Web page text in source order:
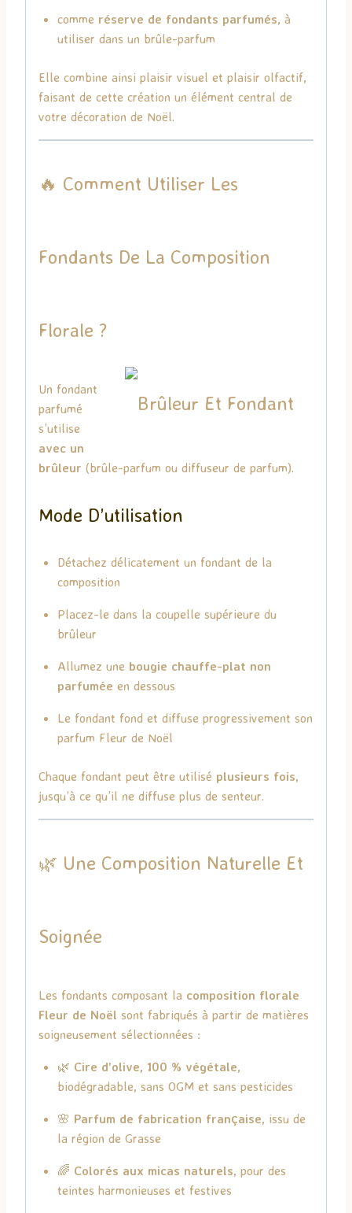
comme réserve de fondants parfumés, à
utiliser dans un brûle-parfum
Elle combine ainsi plaisir visuel et plaisir olfactif,
faisant de cette création un élément central de
votre décoration de Noël.
🔥 Comment Utiliser Les
Fondants De La Composition
Florale ?
Un fondant
parfumé
s’utilise
avec un
brûleur (brûle-parfum ou diffuseur de parfum).
Mode D’utilisation
Détachez délicatement un fondant de la
composition
Placez-le dans la coupelle supérieure du
brûleur
Allumez une bougie chauffe-plat non
parfumée en dessous
Le fondant fond et diffuse progressivement son
parfum Fleur de Noël
Chaque fondant peut être utilisé plusieurs fois,
jusqu’à ce qu’il ne diffuse plus de senteur.
🌿 Une Composition Naturelle Et
Soignée
Les fondants composant la composition florale
Fleur de Noël sont fabriqués à partir de matières
soigneusement sélectionnées :
🌿 Cire d’olive, 100 % végétale,
biodégradable, sans OGM et sans pesticides
🌸 Parfum de fabrication française, issu de
la région de Grasse
🌈 Colorés aux micas naturels, pour des
teintes harmonieuses et festives